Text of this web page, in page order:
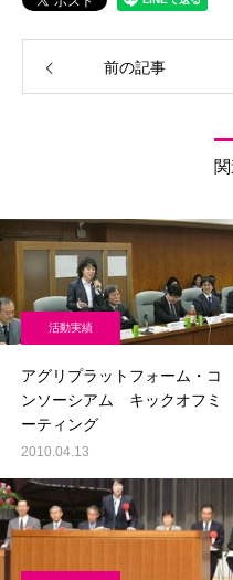
前の記事
活動実績
アグリプラットフォーム・コ
ンソーシアム キックオフミ
ーティング
2010.04.13